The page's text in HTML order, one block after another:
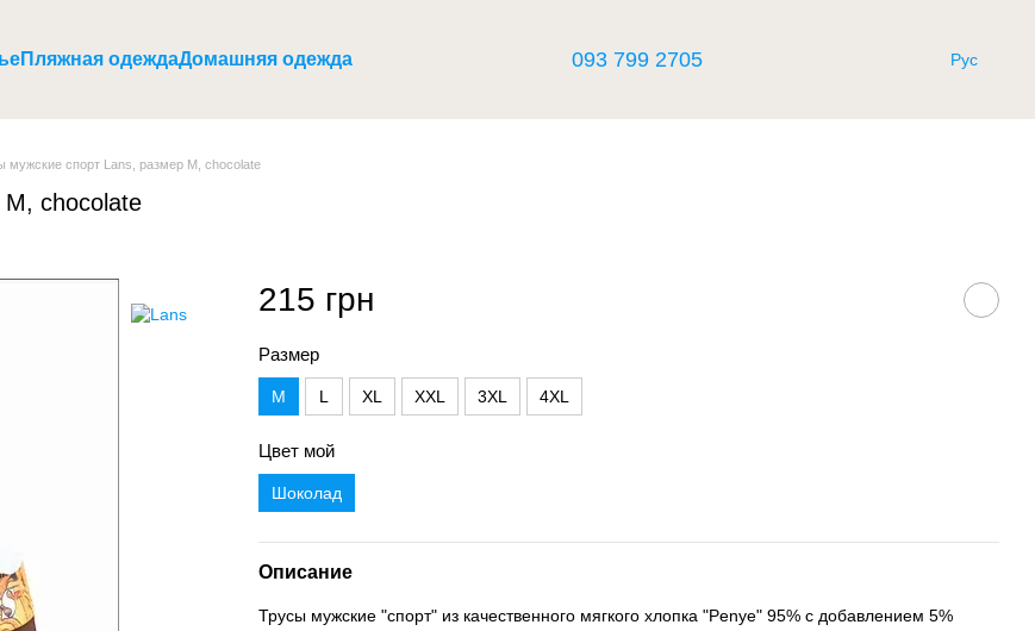
Пляжная одеждаДомашняя одежда 093 799 2705 Рус
мужские спорт Lans, размер M, chocolate
chocolate
215 грн
Размер
M L XL XXL 3XL 4XL
Цвет мой
Шоколад
Описание
Трусы мужские "спорт" из качественного мягкого хлопка "Penye" 95% с добавлением 5%